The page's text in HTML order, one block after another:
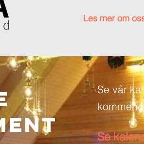
Les mer om
Se vår
Se